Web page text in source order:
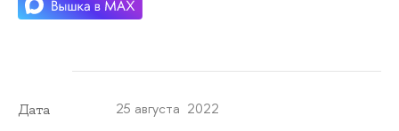
Дата 25 августа 2022